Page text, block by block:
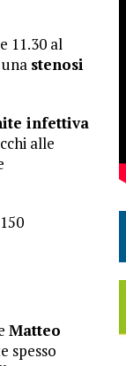
11.30 al
stenosi
infettiva
alle
Matteo
spesso